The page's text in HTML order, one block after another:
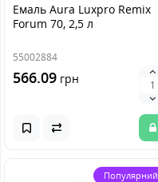
Емаль Aura Luxpro Remix
Forum 70, 2,5 л
55002884
566.09 грн
Популярний